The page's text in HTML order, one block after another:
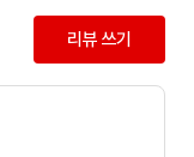
리뷰 쓰기